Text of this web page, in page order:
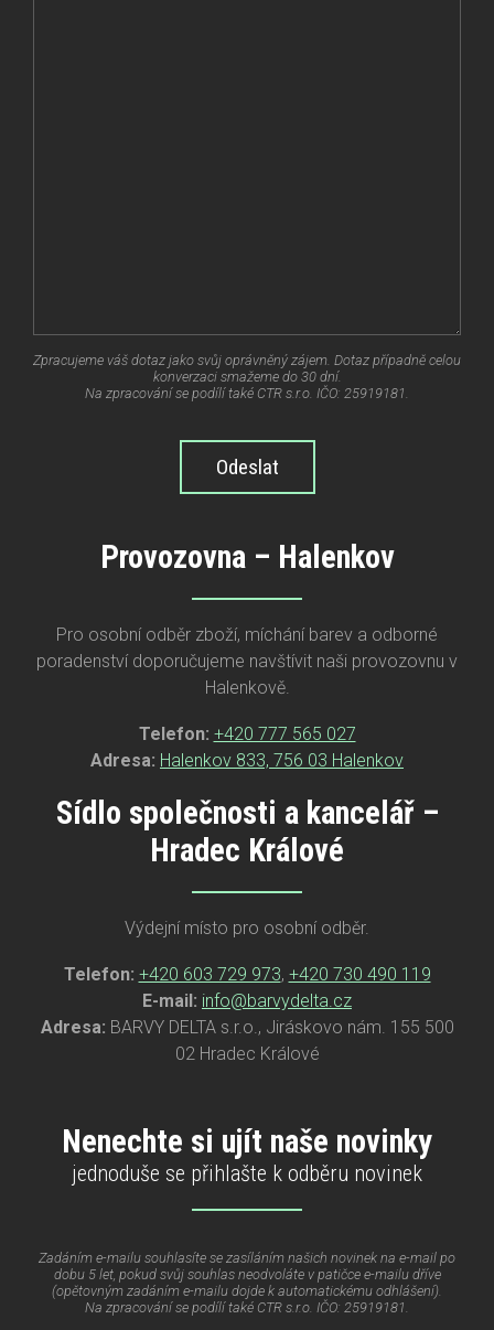
Provozovna – Halenkov
Pro osobní odběr zboží, míchání barev a odborné
poradenství doporučujeme navštívit naši provozovnu v
Halenkově.
Telefon: +420 777 565 027
Adresa: Halenkov 833, 756 03 Halenkov
Sídlo společnosti a kancelář –
Hradec Králové
Výdejní místo pro osobní odběr.
Telefon: +420 603 729 973, +420 730 490 119
E-mail: info@barvydelta.cz
Adresa: BARVY DELTA s.r.o., Jiráskovo nám. 155 500
02 Hradec Králové
Nenechte si ujít naše novinky
jednoduše se přihlašte k odběru novinek
Zadáním e-mailu souhlasíte se zasíláním našich novinek na e-mail po
dobu 5 let, pokud svůj souhlas neodvoláte v patičce e-mailu dříve
(opětovným zadáním e-mailu dojde k automatickému odhlášení).
Na zpracování se podílí také CTR s.r.o. IČO: 25919181.
Zpracujeme váš dotaz jako svůj oprávněný zájem. Dotaz případně celou
konverzaci smažeme do 30 dní.
Na zpracování se podílí také CTR s.r.o. IČO: 25919181.
Odeslat